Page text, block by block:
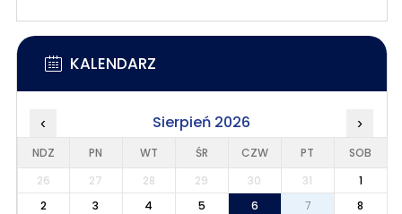
KALENDARZ
‹ Sierpień 2026 ›
NDZ PN WT ŚR CZW PT
SOB
26
27 28 29 30 31
1
2
3 4 5 6 7
8